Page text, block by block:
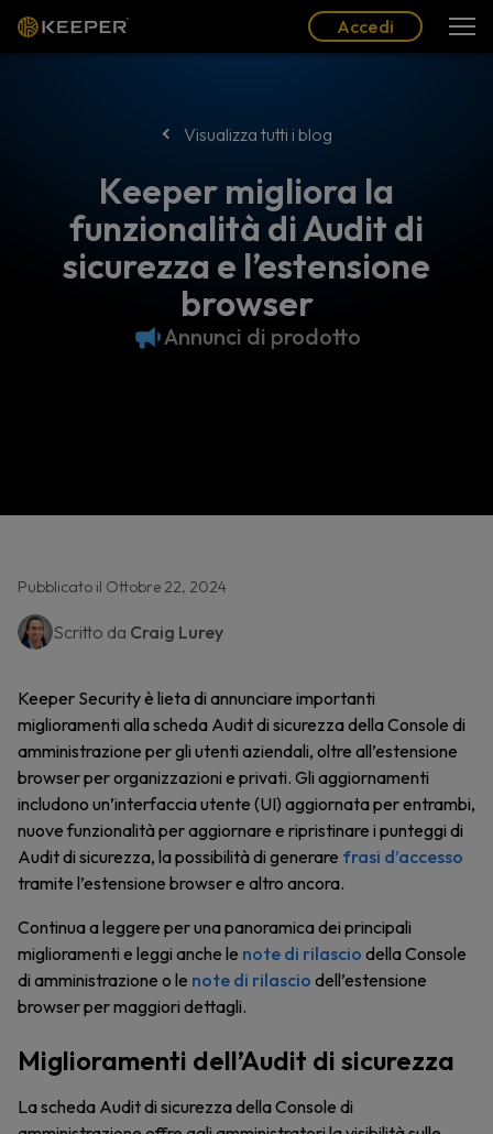
Accedi
Visualizza tutti i blog
Keeper migliora la
funzionalità di Audit di
sicurezza e l’estensione
browser
Annunci di prodotto
Pubblicato il Ottobre 22, 2024
Scritto da Craig Lurey
Keeper Security è lieta di annunciare importanti
miglioramenti alla scheda Audit di sicurezza della Console di
amministrazione per gli utenti aziendali, oltre all’estensione
browser per organizzazioni e privati. Gli aggiornamenti
includono un’interfaccia utente (UI) aggiornata per entrambi,
nuove funzionalità per aggiornare e ripristinare i punteggi di
Audit di sicurezza, la possibilità di generare frasi d’accesso
tramite l’estensione browser e altro ancora.
Continua a leggere per una panoramica dei principali
miglioramenti e leggi anche le note di rilascio della Console
di amministrazione o le note di rilascio dell’estensione
browser per maggiori dettagli.
Miglioramenti dell’Audit di sicurezza
La scheda Audit di sicurezza della Console di